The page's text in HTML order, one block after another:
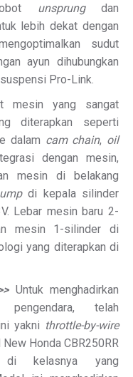
unsprungdan
lebih dekat dengan
sudut
ayun dihubungkan
Pro-Link.
mesin yang sangat
diterapkan seperti
dalam cam chain, oil
dengan mesin,
mesin di belakang
di kepala silinder
Lebar mesin baru 2-
mesin 1-silinder di
yang diterapkan di
Untuk menghadirkan
telah
yakni throttle-by-wire
Honda CBR250RR
di kelasnya yang